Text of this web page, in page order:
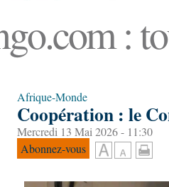
:
Afrique-Monde
Coopération : le
Mercredi 13 Mai 2026 - 11:30
Abonnez-vous